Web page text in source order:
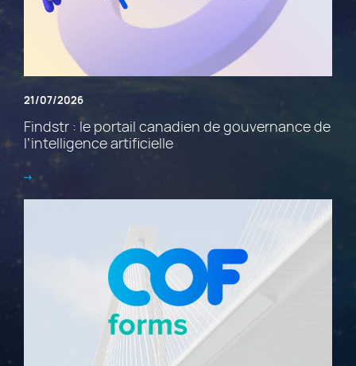
21/07/2026
Findstr : le portail canadien de gouvernance de
l’intelligence artificielle